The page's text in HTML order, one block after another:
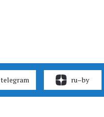
telegram ru–by